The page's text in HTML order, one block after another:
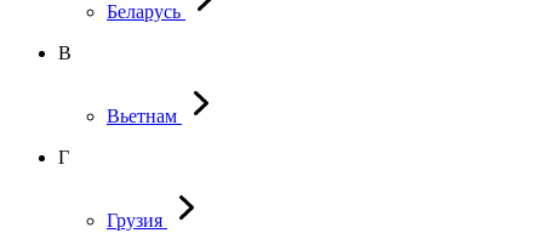
Беларусь
В
Вьетнам
Г
Грузия